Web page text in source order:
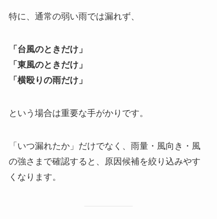
特に、通常の弱い雨では漏れず、
「台風のときだけ」
「東風のときだけ」
「横殴りの雨だけ」
という場合は重要な手がかりです。
「いつ漏れたか」だけでなく、雨量・風向き・風
の強さまで確認すると、原因候補を絞り込みやす
くなります。